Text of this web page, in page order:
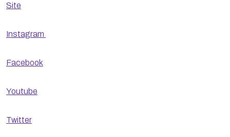
Site
Instagram
Facebook
Youtube
Twitter